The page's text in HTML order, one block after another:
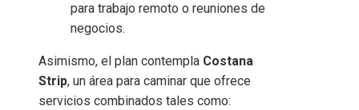
para trabajo remoto o reuniones de
negocios.
Asimismo, el plan contempla Costana
Strip, un área para caminar que ofrece
servicios combinados tales como: